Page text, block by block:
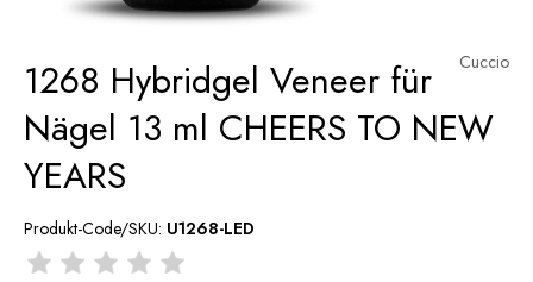
Cuccio
1268 Hybridgel Veneer für
Nägel 13 ml CHEERS TO NEW
YEARS
Produkt-Code/SKU: U1268-LED